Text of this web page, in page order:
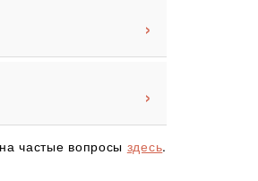
частые вопросы здесь.